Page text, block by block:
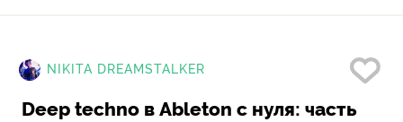
NIKITA DREAMSTALKER
Deep techno в Ableton с нуля: часть